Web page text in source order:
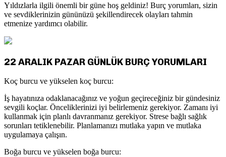
Yıldızlarla ilgili önemli bir güne hoş geldiniz! Burç yorumları, sizin
ve sevdiklerinizin gününüzü şekillendirecek olayları tahmin
etmenize yardımcı olabilir.
22 ARALIK PAZAR GÜNLÜK BURÇ YORUMLARI
Koç burcu ve yükselen koç burcu:
İş hayatınıza odaklanacağınız ve yoğun geçireceğiniz bir gündesiniz
sevgili koçlar. Önceliklerinizi iyi belirlemeniz gerekiyor. Zamanı iyi
kullanmak için planlı davranmanız gerekiyor. Strese bağlı sağlık
sorunları tetiklenebilir. Planlamanızı mutlaka yapın ve mutlaka
uygulamaya çalışın.
Boğa burcu ve yükselen boğa burcu: